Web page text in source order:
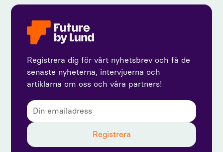
Registrera dig för vårt nyhetsbrev och få de
senaste nyheterna, intervjuerna och
artiklarna om oss och våra partners!